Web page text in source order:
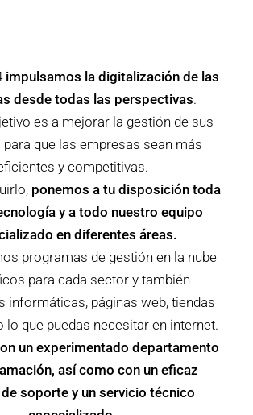
impulsamos la digitalización de las
desde todas las perspectivas.
es a mejorar la gestión de sus
que las empresas sean más
y competitivas.
ponemos a tu disposición toda
y a todo nuestro equipo
en diferentes áreas.
programas de gestión en la nube
para cada sector y también
informáticas, páginas web, tiendas
lo que puedas necesitar en internet.
un experimentado departamento
así como con un eficaz
soporte y un servicio técnico